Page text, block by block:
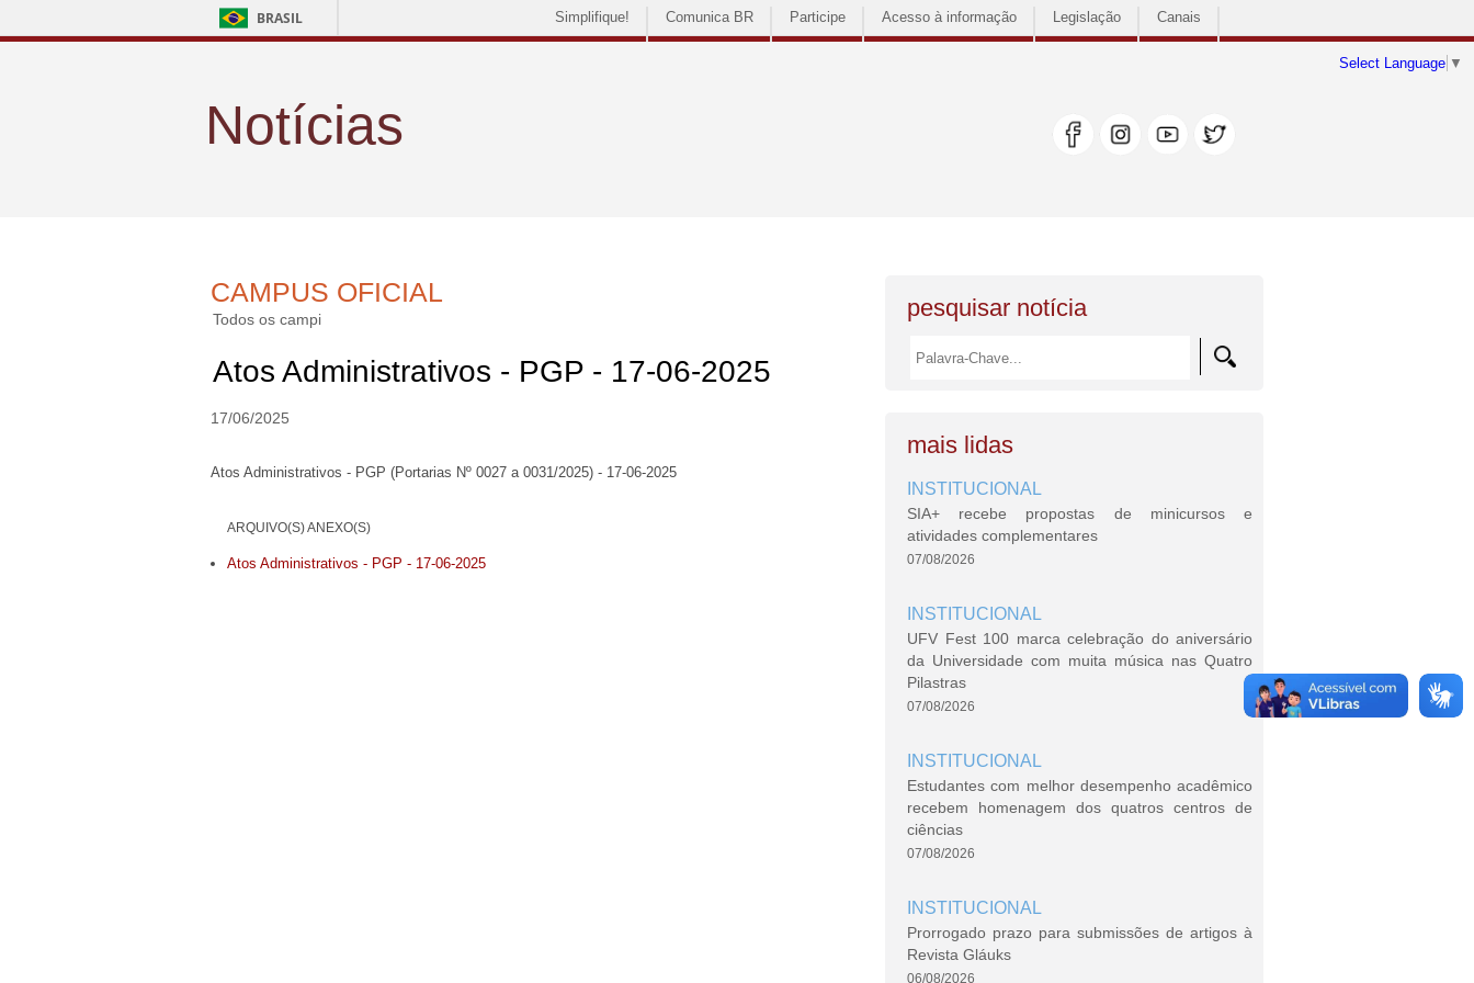
BRASIL Simplifique! Comunica BR Participe Acesso à informação Legislação Canais
Select Language ▼
Notícias
CAMPUS OFICIAL
Todos os campi
Atos Administrativos - PGP - 17-06-2025
17/06/2025
Atos Administrativos - PGP (Portarias Nº 0027 a 0031/2025) - 17-06-2025
ARQUIVO(S) ANEXO(S)
Atos Administrativos - PGP - 17-06-2025
pesquisar notícia
mais lidas
INSTITUCIONAL
SIA+ recebe propostas de minicursos e
atividades complementares
07/08/2026
INSTITUCIONAL
UFV Fest 100 marca celebração do aniversário
da Universidade com muita música nas Quatro
Pilastras
07/08/2026
INSTITUCIONAL
Estudantes com melhor desempenho acadêmico
recebem homenagem dos quatros centros de
ciências
07/08/2026
INSTITUCIONAL
Prorrogado prazo para submissões de artigos à
Revista Gláuks
06/08/2026